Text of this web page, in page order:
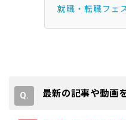
就職・転職フェ
最新の記事や動画